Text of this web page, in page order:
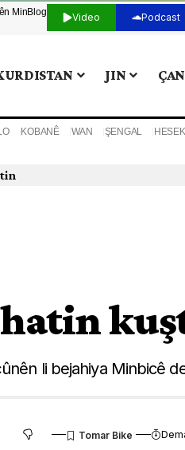
MinBlog Video Podcast
JIN
KOBANÊ WAN ŞENGAL
li bejahiya Minbicê